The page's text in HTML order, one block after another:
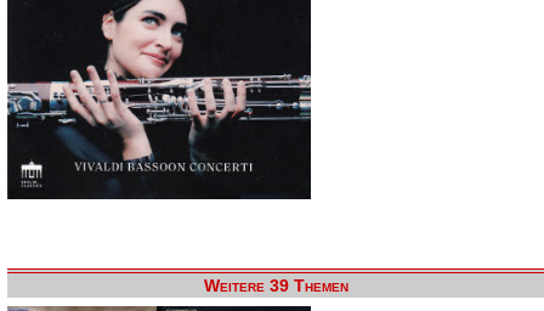
Weitere 39 Themen